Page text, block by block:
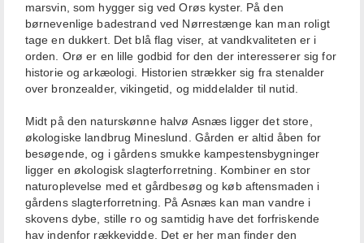
marsvin, som hygger sig ved Orøs kyster. På den
børnevenlige badestrand ved Nørrestænge kan man roligt
tage en dukkert. Det blå flag viser, at vandkvaliteten er i
orden. Orø er en lille godbid for den der interesserer sig for
historie og arkæologi. Historien strækker sig fra stenalder
over bronzealder, vikingetid, og middelalder til nutid.
Midt på den naturskønne halvø Asnæs ligger det store,
økologiske landbrug Mineslund. Gården er altid åben for
besøgende, og i gårdens smukke kampestensbygninger
ligger en økologisk slagterforretning. Kombiner en stor
naturoplevelse med et gårdbesøg og køb aftensmaden i
gårdens slagterforretning. På Asnæs kan man vandre i
skovens dybe, stille ro og samtidig have det forfriskende
hav indenfor rækkevidde. Det er her man finder den